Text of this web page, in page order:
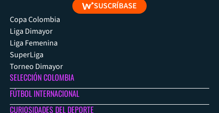
SUSCRÍBASE
Copa Colombia
Liga Dimayor
Liga Femenina
SuperLiga
Torneo Dimayor
SELECCIÓN COLOMBIA
FÚTBOL INTERNACIONAL
CURIOSIDADES DEL DEPORTE